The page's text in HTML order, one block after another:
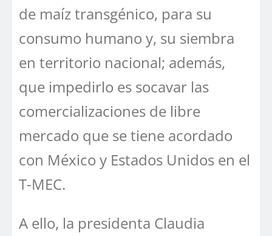
de maíz transgénico, para su
consumo humano y, su siembra
en territorio nacional; además,
que impedirlo es socavar las
comercializaciones de libre
mercado que se tiene acordado
con México y Estados Unidos en el
T-MEC.
A ello, la presidenta Claudia